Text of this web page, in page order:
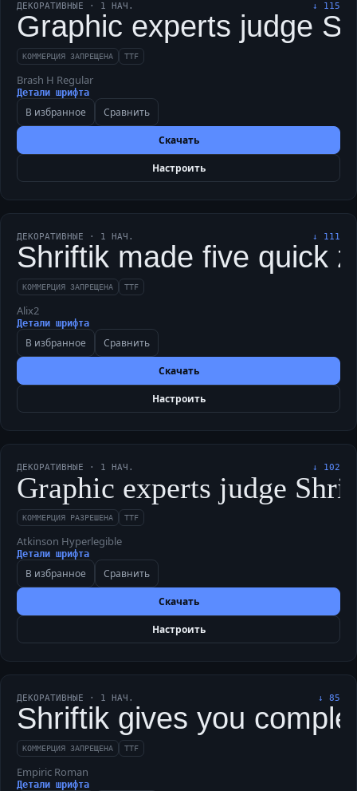
ДЕКОРАТИВНЫЕ · 1 НАЧ. ↓ 115
Graphic experts judge
КОММЕРЦИЯ ЗАПРЕЩЕНА TTF
Brash H Regular
Детали шрифта
В избранное Сравнить
Скачать
Настроить
ДЕКОРАТИВНЫЕ · 1 НАЧ. ↓ 111
Shriftik made five quick
КОММЕРЦИЯ ЗАПРЕЩЕНА TTF
Alix2
Детали шрифта
В избранное Сравнить
Скачать
Настроить
ДЕКОРАТИВНЫЕ · 1 НАЧ. ↓ 102
Graphic experts judge
КОММЕРЦИЯ РАЗРЕШЕНА TTF
Atkinson Hyperlegible
Детали шрифта
В избранное Сравнить
Скачать
Настроить
ДЕКОРАТИВНЫЕ · 1 НАЧ. ↓ 85
Shriftik gives you
КОММЕРЦИЯ ЗАПРЕЩЕНА TTF
Empiric Roman
Детали шрифта